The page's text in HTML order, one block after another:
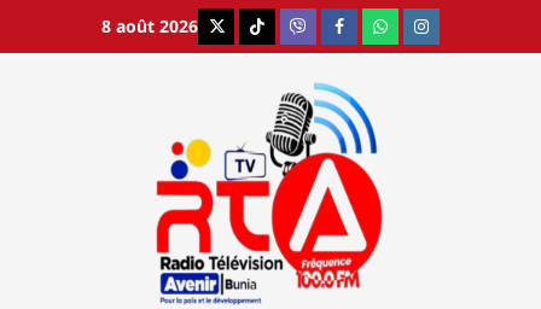
8 août 2026 X TikTokViber FacebookWhatsAppInstagram